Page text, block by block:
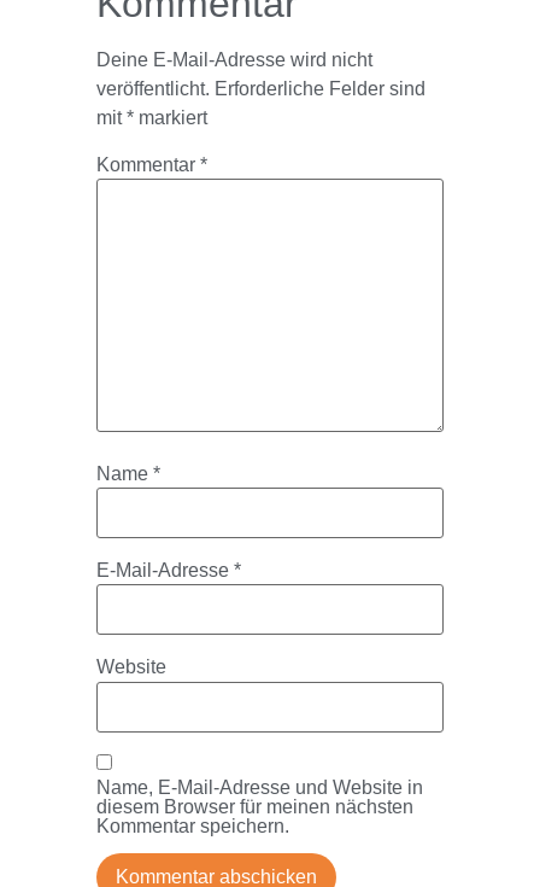
Deine E-Mail-Adresse wird nicht
veröffentlicht. Erforderliche Felder sind
mit* markiert
Kommentar *
Name *
E-Mail-Adresse *
Website
Name, E-Mail-Adresse und Website in
diesem Browser für meinen nächsten
Kommentar speichern.